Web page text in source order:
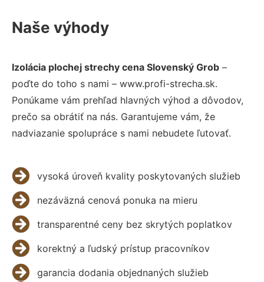
Naše výhody
Izolácia plochej strechy cena Slovenský Grob –
poďte do toho s nami – www.profi-strecha.sk.
Ponúkame vám prehľad hlavných výhod a dôvodov,
prečo sa obrátiť na nás. Garantujeme vám, že
nadviazanie spolupráce s nami nebudete ľutovať.
vysoká úroveň kvality poskytovaných služieb
nezáväzná cenová ponuka na mieru
transparentné ceny bez skrytých poplatkov
korektný a ľudský prístup pracovníkov
garancia dodania objednaných služieb